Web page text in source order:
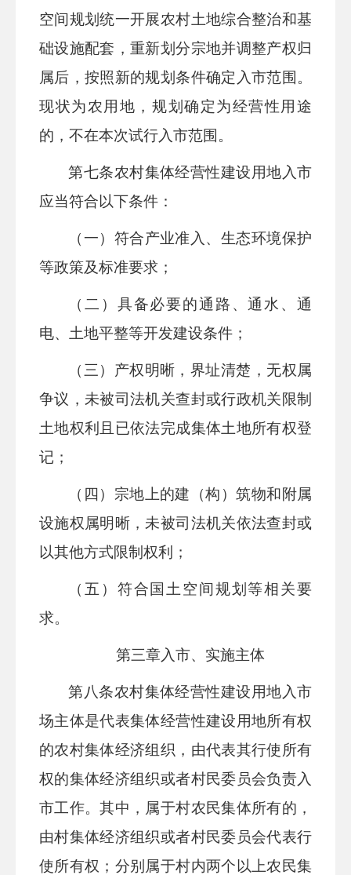
空间规划统一开展农村土地综合整治和基
础设施配套，重新划分宗地并调整产权归
属后，按照新的规划条件确定入市范围。
现状为农用地，规划确定为经营性用途
的，不在本次试行入市范围。
第七条农村集体经营性建设用地入市
应当符合以下条件：
（一）符合产业准入、生态环境保护
等政策及标准要求；
（二）具备必要的通路、通水、通
电、土地平整等开发建设条件；
（三）产权明晰，界址清楚，无权属
争议，未被司法机关查封或行政机关限制
土地权利且已依法完成集体土地所有权登
记；
（四）宗地上的建（构）筑物和附属
设施权属明晰，未被司法机关依法查封或
以其他方式限制权利；
（五）符合国土空间规划等相关要
求。
第三章入市、实施主体
第 八条农村集体经营性建设用地入市
场主体是代表集体经营性建设用地所有权
的农村集体经济组织，由代表其行使所有
权的集体经济组织或者村民委员会负责入
市工作。其中，属于村农民集体所有的，
由村集体经济组织或者村民委员会代表行
使所有权；分别属于村内两个以上农民集